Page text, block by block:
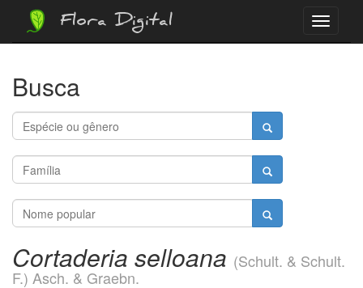
Menu
Flora Digital
Busca
Cortaderia selloana (Schult. & Schult.
F.) Asch. & Graebn.